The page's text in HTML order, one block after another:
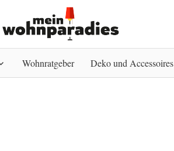
Wohnratgeber Deko und Accessoires